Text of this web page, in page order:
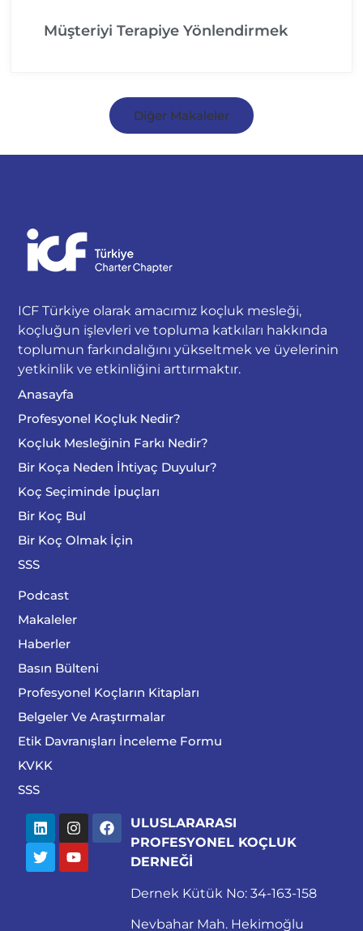
Müşteriyi Terapiye Yönlendirmek
Diğer Makaleler
ICF Türkiye olarak amacımız koçluk mesleği,
koçluğun işlevleri ve topluma katkıları hakkında
toplumun farkındalığını yükseltmek ve üyelerinin
yetkinlik ve etkinliğini arttırmaktır.
Anasayfa
Profesyonel Koçluk Nedir?
Koçluk Mesleğinin Farkı Nedir?
Bir Koça Neden İhtiyaç Duyulur?
Koç Seçiminde İpuçları
Bir Koç Bul
Bir Koç Olmak İçin
SSS
Podcast
Makaleler
Haberler
Basın Bülteni
Profesyonel Koçların Kitapları
Belgeler Ve Araştırmalar
Etik Davranışları İnceleme Formu
KVKK
SSS
ULUSLARARASI
PROFESYONEL KOÇLUK
DERNEĞİ
Dernek Kütük No: 34-163-158
Nevbahar Mah. Hekimoğlu